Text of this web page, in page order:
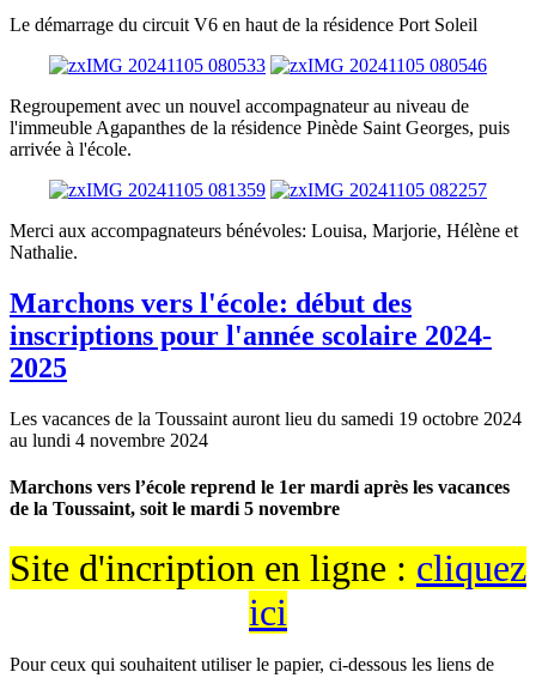
Le démarrage du circuit V6 en haut de la résidence Port Soleil
Regroupement avec un nouvel accompagnateur au niveau de
l'immeuble Agapanthes de la résidence Pinède Saint Georges, puis
arrivée à l'école.
Merci aux accompagnateurs bénévoles: Louisa, Marjorie, Hélène et
Nathalie.
Marchons vers l'école: début des
inscriptions pour l'année scolaire 2024-
2025
Les vacances de la Toussaint auront lieu du samedi 19 octobre 2024
au lundi 4 novembre 2024
Marchons vers l’école reprend le 1er mardi après les vacances
de la Toussaint, soit le mardi 5 novembre
Site d'incription en ligne : cliquez
ici
Pour ceux qui souhaitent utiliser le papier, ci-dessous les liens de